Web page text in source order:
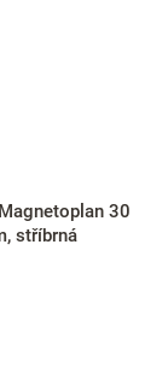
30
stříbrná